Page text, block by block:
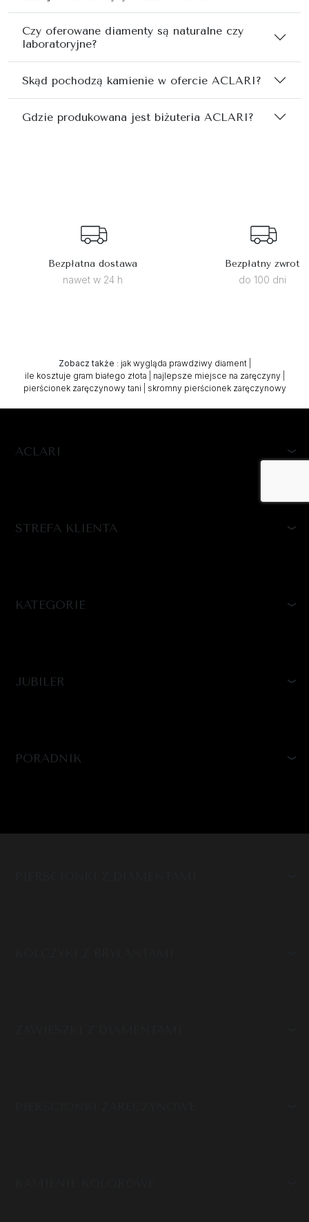
Czy oferowane diamenty są naturalne czy
laboratoryjne?
Skąd pochodzą kamienie w ofercie ACLARI?
Gdzie produkowana jest biżuteria ACLARI?
Bezpłatna dostawa
nawet w 24 h
Bezpłatny zwrot
do 100 dni
Zobacz także : jak wygląda prawdziwy diament|
ile kosztuje gram białego złota
najlepsze miejsce na zaręczyny|
pierścionek zaręczynowy tani
skromny pierścionek zaręczynowy
ACLARI
STREFA KLIENTA
KATEGORIE
JUBILER
PORADNIK